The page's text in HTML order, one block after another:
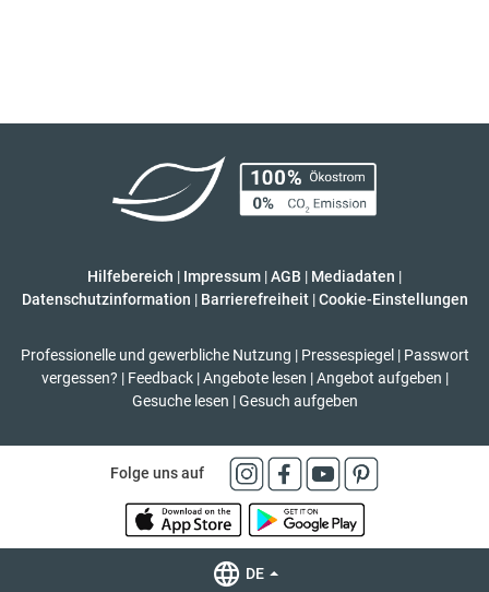
Hilfebereich | Impressum |AGB | Mediadaten |
Datenschutzinformation | Barrierefreiheit | Cookie-Einstellungen
Professionelle und gewerbliche Nutzung | Pressespiegel | Passwort
vergessen? | Feedback | Angebote lesen | Angebot aufgeben |
Gesuche lesen | Gesuch aufgeben
Folge uns auf
DE